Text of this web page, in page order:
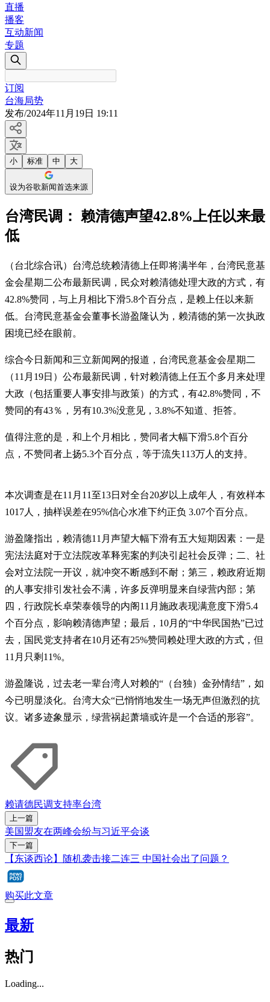
直播
播客
互动新闻
专题
订阅
台海局势
发布/2024年11月19日 19:11
小 标准 中 大
设为谷歌新闻首选来源
台湾民调： 赖清德声望42.8%上任以来最
低
（台北综合讯）台湾总统赖清德上任即将满半年，台湾民意基
金会星期二公布最新民调，民众对赖清德处理大政的方式，有
42.8%赞同，与上月相比下滑5.8个百分点，是赖上任以来新
低。台湾民意基金会董事长游盈隆认为，赖清德的第一次执政
困境已经在眼前。
综合今日新闻和三立新闻网的报道，台湾民意基金会星期二
（11月19日）公布最新民调，针对赖清德上任五个多月来处理
大政（包括重要人事安排与政策）的方式，有42.8%赞同，不
赞同的有43％，另有10.3%没意见，3.8%不知道、拒答。
值得注意的是，和上个月相比，赞同者大幅下滑5.8个百分
点，不赞同者上扬5.3个百分点，等于流失113万人的支持。
本次调查是在11月11至13日对全台20岁以上成年人，有效样本
1017人，抽样误差在95%信心水准下约正负 3.07个百分点。
游盈隆指出，赖清德11月声望大幅下滑有五大短期因素：一是
宪法法庭对于立法院改革释宪案的判决引起社会反弹；二、社
会对立法院一开议，就冲突不断感到不耐；第三，赖政府近期
的人事安排引发社会不满，许多反弹明显来自绿营内部；第
四，行政院长卓荣泰领导的内阁11月施政表现满意度下滑5.4
个百分点，影响赖清德声望；最后，10月的“中华民国热”已过
去，国民党支持者在10月还有25%赞同赖处理大政的方式，但
11月只剩11%。
游盈隆说，过去老一辈台湾人对赖的“（台独）金孙情结”，如
今已明显淡化。台湾大众“已悄悄地发生一场无声但激烈的抗
议。诸多迹象显示，绿营祸起萧墙或许是一个合适的形容”。
赖请德民调支持率台湾
上一篇
美国盟友在两峰会纷与习近平会谈
下一篇
【东谈西论】随机袭击接二连三 中国社会出了问题？
购买此文章
最新
热门
Loading...